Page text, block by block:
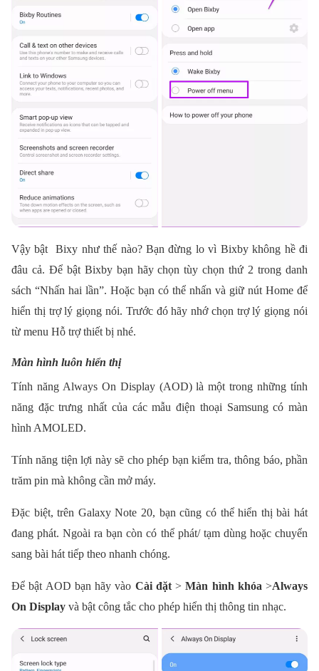
Vậy bật Bixy như thế nào? Bạn đừng lo vì Bixby không hề đi
đâu cả. Để bật Bixby bạn hãy chọn tùy chọn thứ 2 trong danh
sách “Nhấn hai lần”. Hoặc bạn có thể nhấn và giữ nút Home để
hiển thị trợ lý giọng nói. Trước đó hãy nhớ chọn trợ lý giọng nói
từ menu Hỗ trợ thiết bị nhé.
Màn hình luôn hiển thị
Tính năng Always On Display (AOD) là một trong những tính
năng đặc trưng nhất của các mẫu điện thoại Samsung có màn
hình AMOLED.
Tính năng tiện lợi này sẽ cho phép bạn kiểm tra, thông báo, phần
trăm pin mà không cần mở máy.
Đặc biệt, trên Galaxy Note 20, bạn cũng có thể hiển thị bài hát
đang phát. Ngoài ra bạn còn có thể phát/ tạm dùng hoặc chuyển
sang bài hát tiếp theo nhanh chóng.
Để bật AOD bạn hãy vào Cài đặt> Màn hình khóa >Always
On Display và bật công tắc cho phép hiển thị thông tin nhạc.